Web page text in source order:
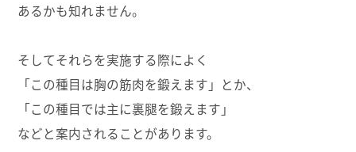
あるかも知れません。
そしてそれらを実施する際によく
「この種目は胸の筋肉を鍛えます」とか、
「この種目では主に裏腿を鍛えます」
などと案内されることがあります。